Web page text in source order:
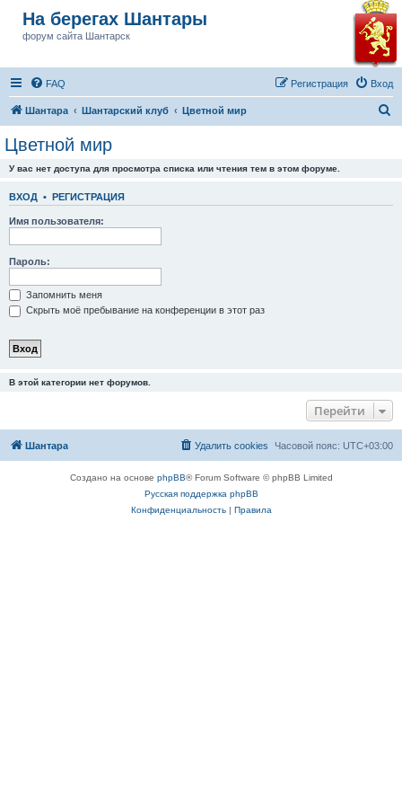
На берегах Шантары
форум сайта Шантарск
FAQ Вход
Регистрация
Шантара Шантарский клуб Цветной мир
Цветной мир
У вас нет доступа для просмотра списка или чтения тем в этом форуме.
ВХОД • РЕГИСТРАЦИЯ
Имя пользователя:
Пароль:
Запомнить меня
Скрыть моё пребывание на конференции в этот раз
В этой категории нет форумов.
Перейти
Шантара Часовой пояс: UTC+03:00
Удалить cookies
Создано на основе phpBB® Forum Software © phpBB Limited
Русская поддержка phpBB
Конфиденциальность| Правила